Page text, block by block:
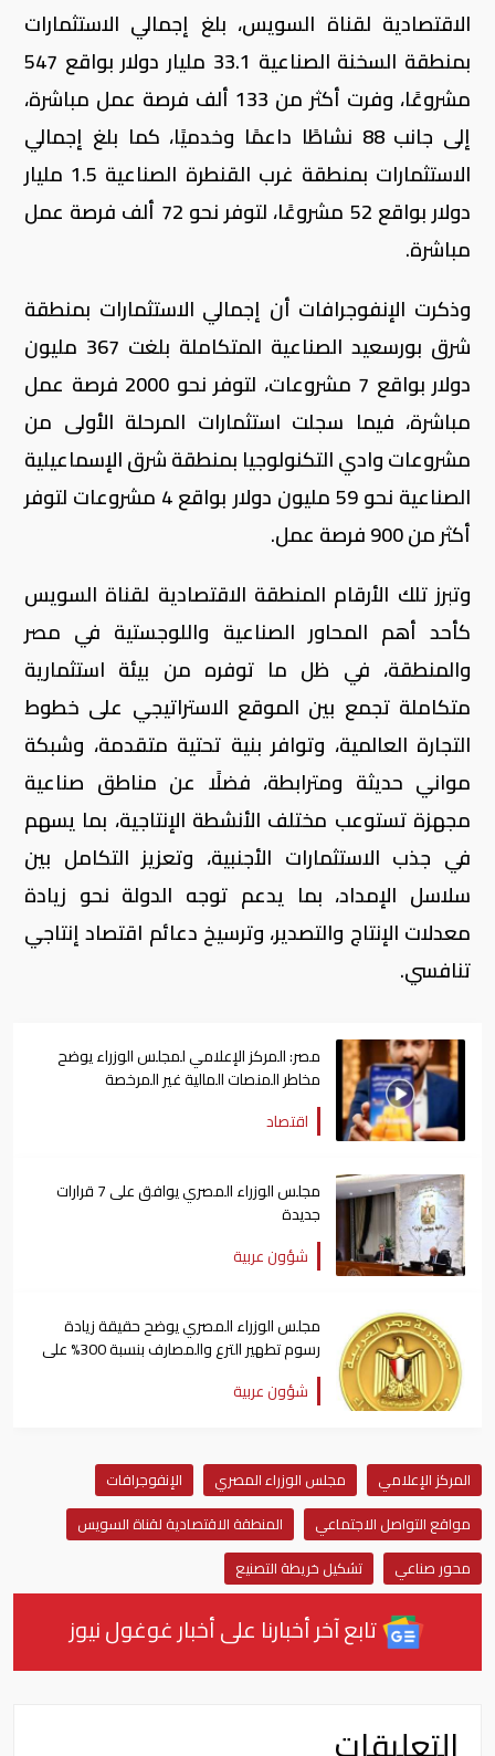
الاقتصادية لقناة السويس، بلغ إجمالي الاستثمارات
بمنطقة السخنة الصناعية 33.1 مليار دولار بواقع 547
مشروعًا، وفرت أكثر من 133 ألف فرصة عمل مباشرة،
إلى جانب 88 نشاطًا داعمًا وخدميًا، كما بلغ إجمالي
الاستثمارات بمنطقة غرب القنطرة الصناعية 1.5 مليار
دولار بواقع 52 مشروعًا، لتوفر نحو 72 ألف فرصة عمل
مباشرة.
وذكرت الإنفوجرافات أن إجمالي الاستثمارات بمنطقة
شرق بورسعيد الصناعية المتكاملة بلغت 367 مليون
دولار بواقع 7 مشروعات، لتوفر نحو 2000 فرصة عمل
مباشرة، فيما سجلت استثمارات المرحلة الأولى من
مشروعات وادي التكنولوجيا بمنطقة شرق الإسماعيلية
الصناعية نحو 59 مليون دولار بواقع 4 مشروعات لتوفر
أكثر من 900 فرصة عمل.
وتبرز تلك الأرقام المنطقة الاقتصادية لقناة السويس
كأحد أهم المحاور الصناعية واللوجستية في مصر
والمنطقة، في ظل ما توفره من بيئة استثمارية
متكاملة تجمع بين الموقع الاستراتيجي على خطوط
التجارة العالمية، وتوافر بنية تحتية متقدمة، وشبكة
مواني حديثة ومترابطة، فضلًا عن مناطق صناعية
مجهزة تستوعب مختلف الأنشطة الإنتاجية، بما يسهم
في جذب الاستثمارات الأجنبية، وتعزيز التكامل بين
سلاسل الإمداد، بما يدعم توجه الدولة نحو زيادة
معدلات الإنتاج والتصدير، وترسيخ دعائم اقتصاد إنتاجي
تنافسي.
مصر: المركز الإعلامي لمجلس الوزراء يوضح
مخاطر المنصات المالية غير المرخصة
اقتصاد
مجلس الوزراء المصري يوافق على 7 قرارات
جديدة
شؤون عربية
مجلس الوزراء المصري يوضح حقيقة زيادة
رسوم تطهير الترع والمصارف بنسبة 300% على
المزارعين
شؤون عربية
المركز الإعلامي مجلس الوزراء المصري
الإنفوجرافات
مواقع التواصل الاجتماعي
المنطقة الاقتصادية لقناة السويس
محور صناعي
تشكيل خريطة التصنيع
تابع آخر أخبارنا على أخبار غوغول نيوز